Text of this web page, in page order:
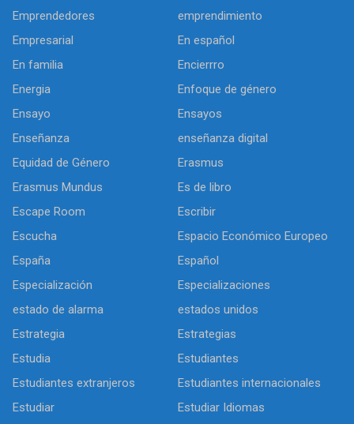
Emprendedores
emprendimiento
Empresarial
En español
En familia
Encierrro
Energia
Enfoque de género
Ensayo
Ensayos
Enseñanza
enseñanza digital
Equidad de Género
Erasmus
Erasmus Mundus
Es de libro
Escape Room
Escribir
Escucha
Espacio Económico Europeo
España
Español
Especialización
Especializaciones
estado de alarma
estados unidos
Estrategia
Estrategias
Estudia
Estudiantes
Estudiantes extranjeros
Estudiantes internacionales
Estudiar
Estudiar Idiomas